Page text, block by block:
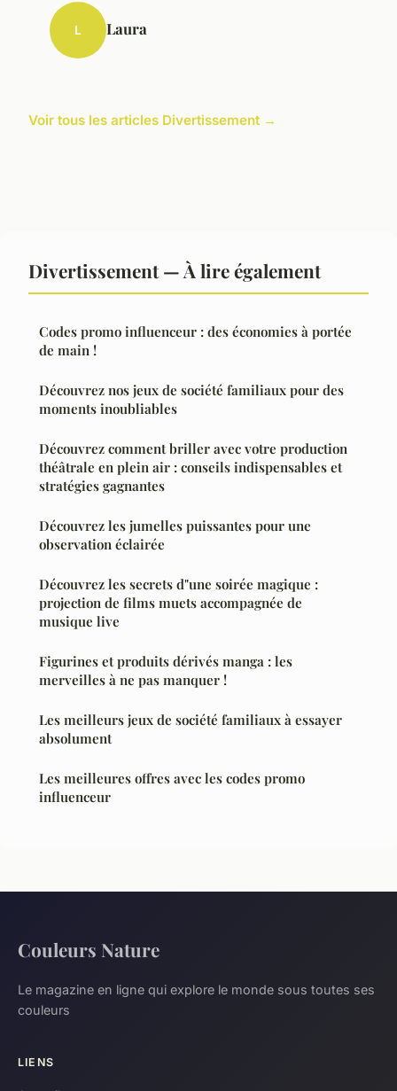
L Laura
Voir tous les articles Divertissement →
Divertissement — À lire également
Codes promo influenceur : des économies à portée
de main !
Découvrez nos jeux de société familiaux pour des
moments inoubliables
Découvrez comment briller avec votre production
théâtrale en plein air : conseils indispensables et
stratégies gagnantes
Découvrez les jumelles puissantes pour une
observation éclairée
Découvrez les secrets d"une soirée magique :
projection de films muets accompagnée de
musique live
Figurines et produits dérivés manga : les
merveilles à ne pas manquer !
Les meilleurs jeux de société familiaux à essayer
absolument
Les meilleures offres avec les codes promo
influenceur
Couleurs Nature
Le magazine en ligne qui explore le monde sous toutes ses
couleurs
LIENS